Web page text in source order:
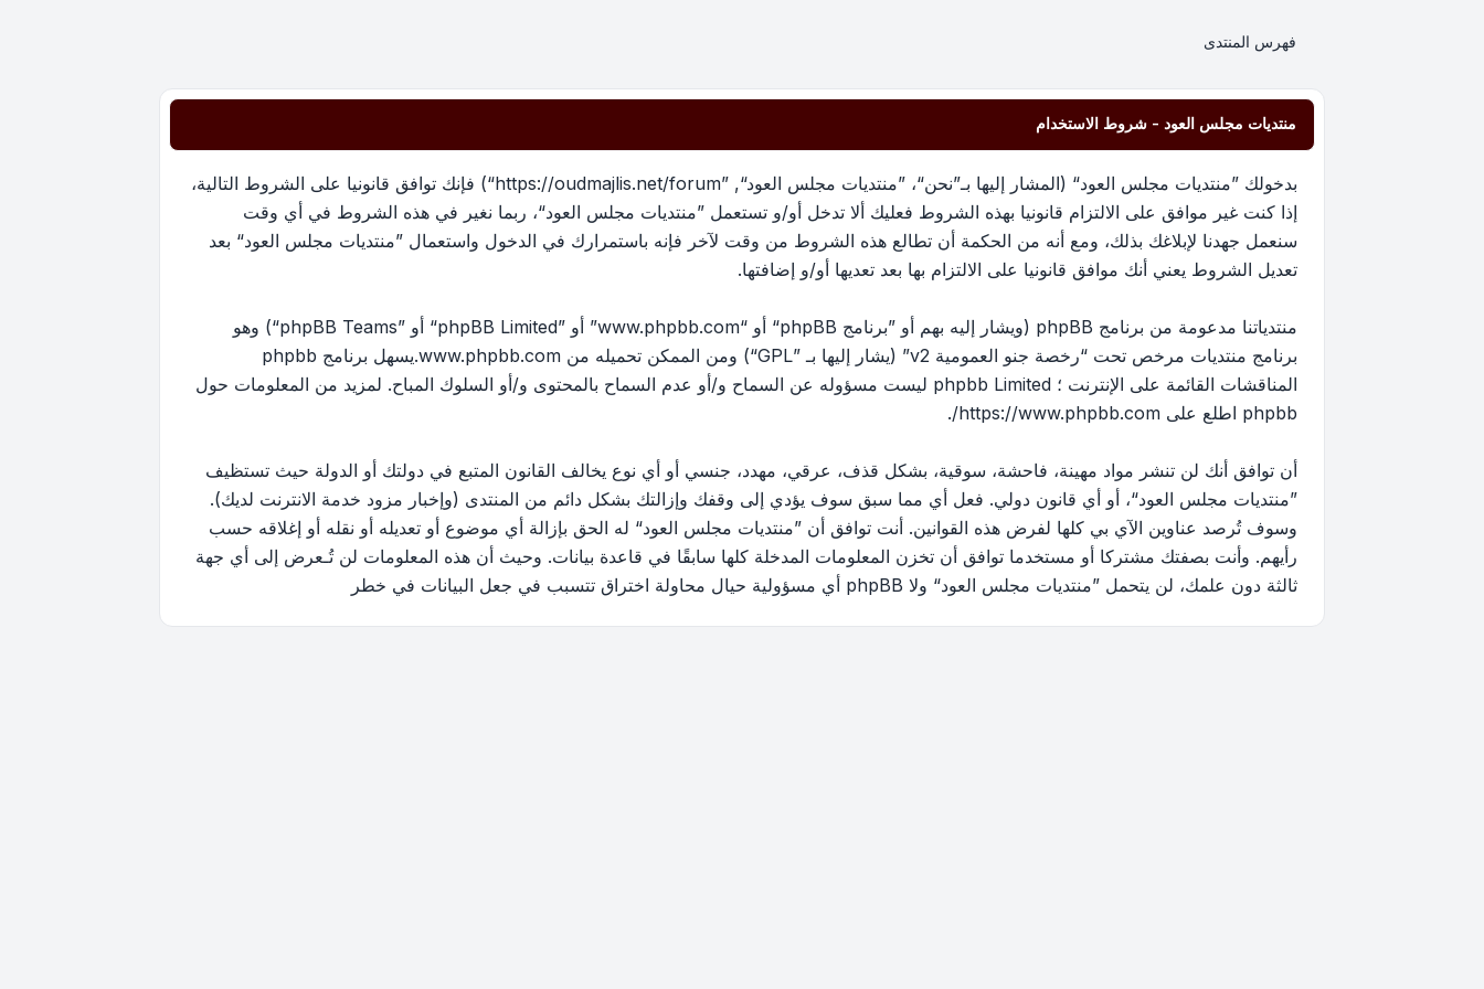
فهرس المنتدى
منتديات مجلس العود - شروط الاستخدام
بدخولك ”منتديات مجلس العود“ (المشار إليها بـ”نحن“، ”منتديات مجلس العود“, ”https://oudmajlis.net/forum“) فإنك توافق قانونيا على الشروط التالية،
إذا كنت غير موافق على الالتزام قانونيا بهذه الشروط فعليك ألا تدخل أو/و تستعمل ”منتديات مجلس العود“، ربما نغير في هذه الشروط في أي وقت
سنعمل جهدنا لإبلاغك بذلك، ومع أنه من الحكمة أن تطالع هذه الشروط من وقت لآخر فإنه باستمرارك في الدخول واستعمال ”منتديات مجلس العود“ بعد
تعديل الشروط يعني أنك موافق قانونيا على الالتزام بها بعد تعديها أو/و إضافتها.
منتدياتنا مدعومة من برنامج phpBB (ويشار إليه بهم أو ”برنامج phpBB“ أو “www.phpbb.com” أو ”phpBB Limited“ أو ”phpBB Teams“) وهو
برنامج منتديات مرخص تحت “رخصة جنو العمومية v2 ” (يشار إليها بـ ”GPL“) ومن الممكن تحميله من www.phpbb.com
.يسهل برنامج phpbb
المناقشات القائمة على الإنترنت ؛ phpbb Limited ليست مسؤوله عن السماح و/أو عدم السماح بالمحتوى و/أو السلوك المباح. لمزيد من المعلومات حول
phpbb اطلع على
https://www.phpbb.com/
.
أن توافق أنك لن تنشر مواد مهينة، فاحشة، سوقية، بشكل قذف، عرقي، مهدد، جنسي أو أي نوع يخالف القانون المتبع في دولتك أو الدولة حيث تستظيف
”منتديات مجلس العود“، أو أي قانون دولي. فعل أي مما سبق سوف يؤدي إلى وقفك وإزالتك بشكل دائم من المنتدى (وإخبار مزود خدمة الانترنت لديك).
وسوف تُرصد عناوين الآي بي كلها لفرض هذه القوانين. أنت توافق أن ”منتديات مجلس العود“ له الحق بإزالة أي موضوع أو تعديله أو نقله أو إغلاقه حسب
رأيهم. وأنت بصفتك مشتركا أو مستخدما توافق أن تخزن المعلومات المدخلة كلها سابقًا في قاعدة بيانات. وحيث أن هذه المعلومات لن تُـعرض إلى أي جهة
ثالثة دون علمك، لن يتحمل ”منتديات مجلس العود“ ولا phpBB أي مسؤولية حيال محاولة اختراق تتسبب في جعل البيانات في خطر